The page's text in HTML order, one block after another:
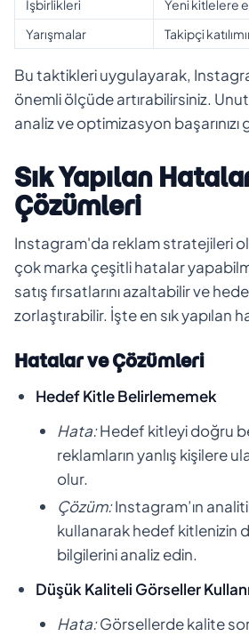
İşbirlikleri
Yeni kitlelere
Yarışmalar
Takipçi
Bu taktikleri uygulayarak,
önemli ölçüde artırabilirsiniz.
analiz ve optimizasyon başarınızı
Sık Yapılan
Çözümleri
Instagram'da reklam stratejileri
çok marka çeşitli hatalar
satış fırsatlarını azaltabilir ve
zorlaştırabilir. İşte en sık yapılan
Hatalar ve Çözümleri
Hedef Kitle Belirlememek
Hata:Hedef kitleyi doğru
reklamların yanlış kişilere
olur.
Çözüm:Instagram’ın
kullanarak hedef kitlenizin
bilgilerini analiz edin.
Düşük Kaliteli Görseller
Hata:Görsellerde kalite